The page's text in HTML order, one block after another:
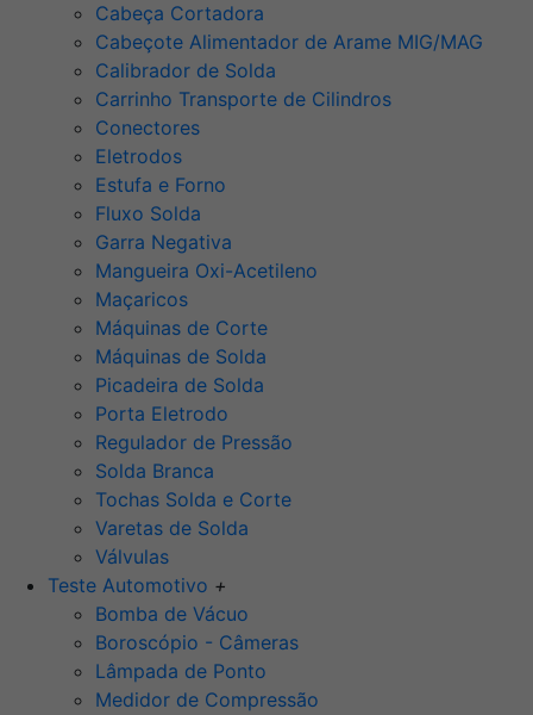
Cabeça Cortadora
Cabeçote Alimentador de Arame MIG/MAG
Calibrador de Solda
Carrinho Transporte de Cilindros
Conectores
Eletrodos
Estufa e Forno
Fluxo Solda
Garra Negativa
Mangueira Oxi-Acetileno
Maçaricos
Máquinas de Corte
Máquinas de Solda
Picadeira de Solda
Porta Eletrodo
Regulador de Pressão
Solda Branca
Tochas Solda e Corte
Varetas de Solda
Válvulas
Teste Automotivo +
Bomba de Vácuo
Boroscópio - Câmeras
Lâmpada de Ponto
Medidor de Compressão